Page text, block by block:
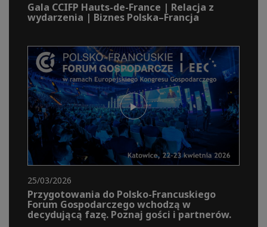
Gala CCIFP Hauts-de-France | Relacja z
wydarzenia | Biznes Polska–Francja
25/03/2026
Przygotowania do Polsko-Francuskiego
Forum Gospodarczego wchodzą w
decydującą fazę. Poznaj gości i partnerów.